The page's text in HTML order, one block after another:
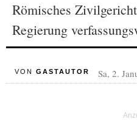
Römisches
Regierung
VON GASTAUTOR Sa, 2.